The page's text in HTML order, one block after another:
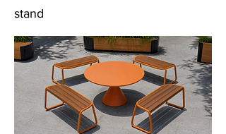
stand